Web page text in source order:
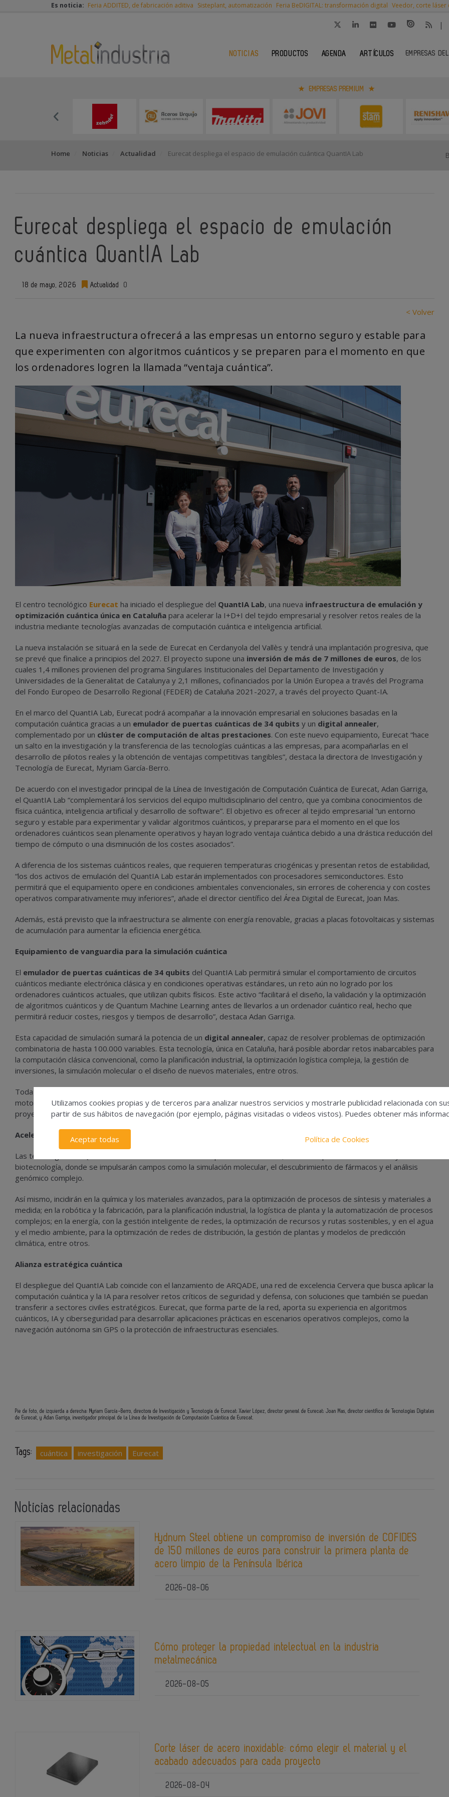
Es noticia: Feria ADDITED, de fabricación aditiva Sisteplant, automatización Feria BeDIGITAL: transformación digital Veedor, corte láser
|
NOTICIAS PRODUCTOS AGENDA ARTÍCULOS EMPRESAS
EMPRESAS PREMIUM
Home Noticias Actualidad Eurecat despliega el espacio de emulación cuántica QuantIA Lab
Eurecat despliega el espacio de emulación
cuántica QuantIA Lab
18 de mayo, 2026 Actualidad 0
< Volver
La nueva infraestructura ofrecerá a las empresas un entorno seguro y estable para
que experimenten con algoritmos cuánticos y se preparen para el momento en que
los ordenadores logren la llamada “ventaja cuántica”.
El centro tecnológico Eurecat ha iniciado el despliegue del QuantIA Lab, una nueva infraestructura de emulación y
optimización cuántica única en Cataluña para acelerar la I+D+I del tejido empresarial y resolver retos reales de la
industria mediante tecnologías avanzadas de computación cuántica e inteligencia artificial.
La nueva instalación se situará en la sede de Eurecat en Cerdanyola del Vallès y tendrá una implantación progresiva, que
se prevé que finalice a principios del 2027. El proyecto supone una inversión de más de 7 millones de euros, de los
cuales 1,4 millones provienen del programa Singulares Institucionales del Departamento de Investigación y
Universidades de la Generalitat de Catalunya y 2,1 millones, cofinanciados por la Unión Europea a través del Programa
del Fondo Europeo de Desarrollo Regional (FEDER) de Cataluña 2021-2027, a través del proyecto Quant-IA.
En el marco del QuantIA Lab, Eurecat podrá acompañar a la innovación empresarial en soluciones basadas en la
computación cuántica gracias a un emulador de puertas cuánticas de 34 qubits y un digital annealer,
complementado por un clúster de computación de altas prestaciones. Con este nuevo equipamiento, Eurecat “hace
un salto en la investigación y la transferencia de las tecnologías cuánticas a las empresas, para acompañarlas en el
desarrollo de pilotos reales y la obtención de ventajas competitivas tangibles”, destaca la directora de Investigación y
Tecnología de Eurecat, Myriam García-Berro.
De acuerdo con el investigador principal de la Línea de Investigación de Computación Cuántica de Eurecat, Adan Garriga,
el QuantIA Lab “complementará los servicios del equipo multidisciplinario del centro, que ya combina conocimientos de
física cuántica, inteligencia artificial y desarrollo de software”. El objetivo es ofrecer al tejido empresarial “un entorno
seguro y estable para experimentar y validar algoritmos cuánticos, y prepararse para el momento en el que los
ordenadores cuánticos sean plenamente operativos y hayan logrado ventaja cuántica debido a una drástica reducción del
tiempo de cómputo o una disminución de los costes asociados”.
A diferencia de los sistemas cuánticos reales, que requieren temperaturas criogénicas y presentan retos de estabilidad,
“los dos activos de emulación del QuantIA Lab estarán implementados con procesadores semiconductores. Esto
permitirá que el equipamiento opere en condiciones ambientales convencionales, sin errores de coherencia y con costes
operativos comparativamente muy inferiores”, añade el director científico del Área Digital de Eurecat, Joan Mas.
Además, está previsto que la infraestructura se alimente con energía renovable, gracias a placas fotovoltaicas y sistemas
de acumulación para aumentar la eficiencia energética.
Equipamiento de vanguardia para la simulación cuántica
El emulador de puertas cuánticas de 34 qubits del QuantIA Lab permitirá simular el comportamiento de circuitos
cuánticos mediante electrónica clásica y en condiciones operativas estándares, un reto aún no logrado por los
ordenadores cuánticos actuales, que utilizan qubits físicos. Este activo “facilitará el diseño, la validación y la optimización
de algoritmos cuánticos y de Quantum Machine Learning antes de llevarlos a un ordenador cuántico real, hecho que
permitirá reducir costes, riesgos y tiempos de desarrollo”, destaca Adan Garriga.
Esta capacidad de simulación sumará la potencia de un digital annealer, capaz de resolver problemas de optimización
combinatoria de hasta 100.000 variables. Esta tecnología, única en Cataluña, hará posible abordar retos inabarcables para
la computación clásica convencional, como la planificación industrial, la optimización logística compleja, la gestión de
inversiones, la simulación molecular o el diseño de nuevos materiales, entre otros.
Toda esta infraestructura se complementará con un clúster de computación de alto rendimiento, que actuará como
motor de apoyo para proyectos de inteligencia artificial avanzada y procesamiento masivo de datos, así como para
proyectos que requieran soluciones híbridas basadas en la simulación cuántica y la computación de altas prestaciones.
Aceleración de la innovación multisectorial
Las tecnologías del QuantIA Lab de Eurecat tendrán un impacto multisectorial, entre los que destacan la salud y la
biotecnología, donde se impulsarán campos como la simulación molecular, el descubrimiento de fármacos y el análisis
genómico complejo.
Así mismo, incidirán en la química y los materiales avanzados, para la optimización de procesos de síntesis y materiales a
medida; en la robótica y la fabricación, para la planificación industrial, la logística de planta y la automatización de procesos
complejos; en la energía, con la gestión inteligente de redes, la optimización de recursos y rutas sostenibles, y en el agua
y el medio ambiente, para la optimización de redes de distribución, la gestión de plantas y modelos de predicción
climática, entre otros.
Alianza estratégica cuántica
El despliegue del QuantIA Lab coincide con el lanzamiento de ARQADE, una red de excelencia Cervera que busca aplicar la
computación cuántica y la IA para resolver retos críticos de seguridad y defensa, con soluciones que también se puedan
transferir a sectores civiles estratégicos. Eurecat, que forma parte de la red, aporta su experiencia en algoritmos
cuánticos, IA y ciberseguridad para desarrollar aplicaciones prácticas en escenarios operativos complejos, como la
navegación autónoma sin GPS o la protección de infraestructuras esenciales.
Pie de foto, de izquierda a derecha: Myriam García-Berro, directora de Investigación y Tecnología de Eurecat; Xavier López, director general de Eurecat; Joan Mas, director científico de Tecnologías Digitales
de Eurecat, y Adan Garriga, investigador principal de la Línea de Investigación de Computación Cuántica de Eurecat.
Tags: cuántica investigación Eurecat
Noticias relacionadas
Hydnum Steel obtiene un compromiso de inversión de COFIDES
de 150 millones de euros para construir la primera planta de
acero limpio de la Península Ibérica
2026-08-06
Cómo proteger la propiedad intelectual en la industria
metalmecánica
2026-08-05
Corte láser de acero inoxidable: cómo elegir el material y el
acabado adecuados para cada proyecto
2026-08-04
Utilizamos cookies propias y de terceros para analizar nuestros servicios y mostrarle publicidad relacionada con
partir de sus hábitos de navegación (por ejemplo, páginas visitadas o videos vistos). Puedes obtener más
Aceptar todas Política de Cookies